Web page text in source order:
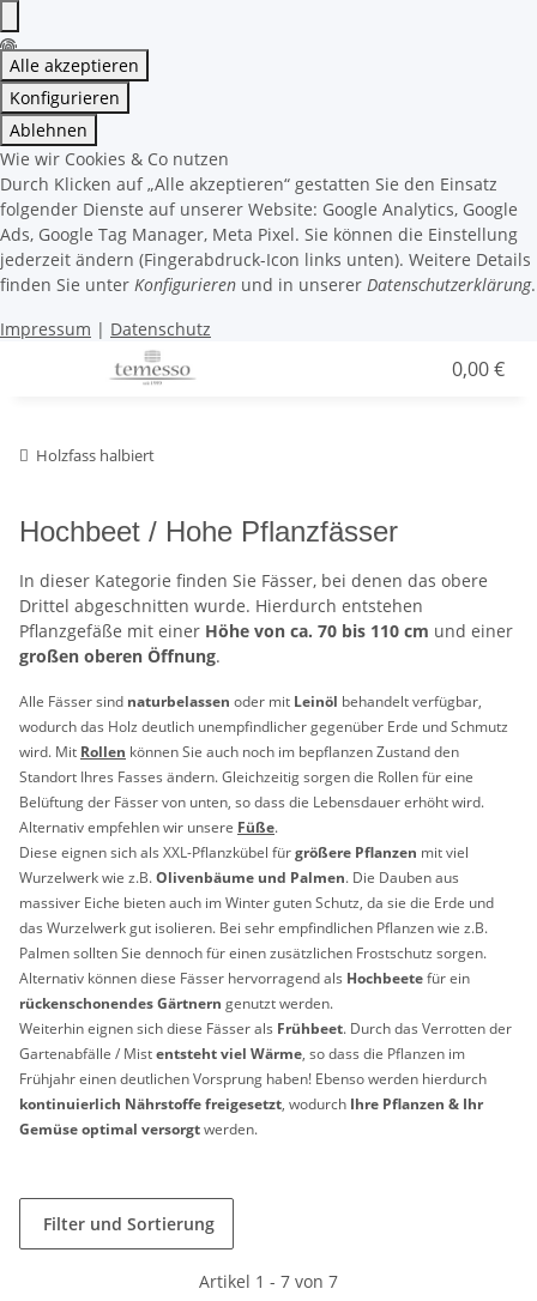
Alle akzeptieren
Konfigurieren
Ablehnen
Wie wir Cookies & Co nutzen
Durch Klicken auf „Alle akzeptieren“ gestatten Sie den Einsatz
folgender Dienste auf unserer Website: Google Analytics, Google
Ads, Google Tag Manager, Meta Pixel. Sie können die Einstellung
jederzeit ändern (Fingerabdruck-Icon links unten). Weitere Details
finden Sie unter Konfigurieren und in unserer Datenschutzerklärung.
Impressum | Datenschutz
0,00 €
Holzfass halbiert
Hochbeet / Hohe Pflanzfässer
In dieser Kategorie finden Sie Fässer, bei denen das obere
Drittel abgeschnitten wurde. Hierdurch entstehen
Pflanzgefäße mit einer Höhe von ca. 70 bis 110 cm und einer
großen oberen Öffnung.
Alle Fässer sind naturbelassen oder mit Leinöl behandelt verfügbar,
wodurch das Holz deutlich unempfindlicher gegenüber Erde und Schmutz
wird. Mit Rollen können Sie auch noch im bepflanzen Zustand den
Standort Ihres Fasses ändern. Gleichzeitig sorgen die Rollen für eine
Belüftung der Fässer von unten, so dass die Lebensdauer erhöht wird.
Alternativ empfehlen wir unsere Füße.
Diese eignen sich als XXL-Pflanzkübel fürgrößere Pflanzen mit viel
Wurzelwerk wie z.B.Olivenbäume und Palmen. Die Dauben aus
massiver Eiche bieten auch im Winter guten Schutz, da sie die Erde und
das Wurzelwerk gut isolieren. Bei sehr empfindlichen Pflanzen wie z.B.
Palmen sollten Sie dennoch für einen zusätzlichen Frostschutz sorgen.
Alternativ können diese Fässer hervorragend als Hochbeetefür ein
rückenschonendes Gärtnern genutzt werden.
Weiterhin eignen sich diese Fässer als Frühbeet. Durch das Verrotten der
Gartenabfälle / Mistentsteht viel Wärme, so dass die Pflanzen im
Frühjahr einen deutlichen Vorsprung haben! Ebenso werden hierdurch
kontinuierlich Nährstoffe freigesetzt, wodurch Ihre Pflanzen & Ihr
Gemüse optimal versorgtwerden.
Filter und Sortierung
Artikel 1 - 7 von 7